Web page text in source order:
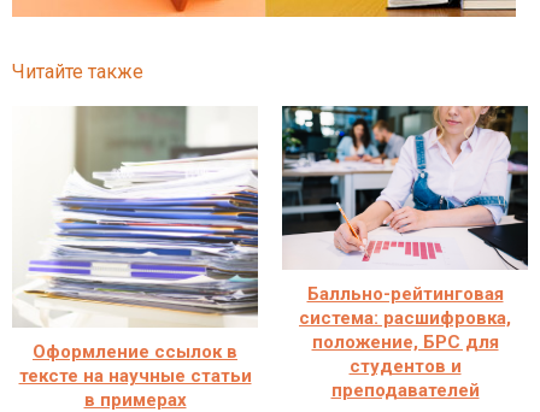
Читайте также
Оформление ссылок в
тексте на научные статьи
в примерах
Балльно-рейтинговая
система: расшифровка,
положение, БРС для
студентов и
преподавателей